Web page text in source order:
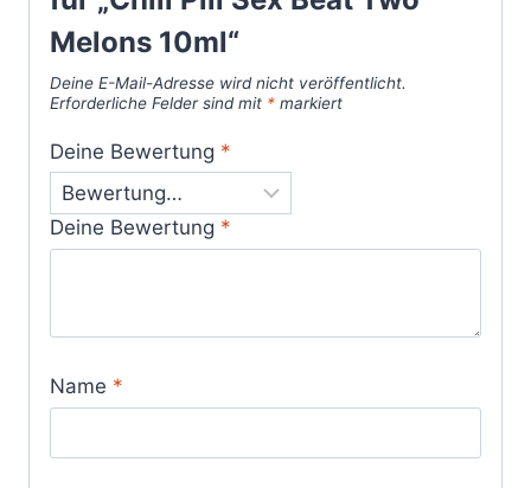
Melons 10ml“
Deine E-Mail-Adresse wird nicht veröffentlicht.
Erforderliche Felder sind mit * markiert
Deine Bewertung *
Deine Bewertung *
Name *